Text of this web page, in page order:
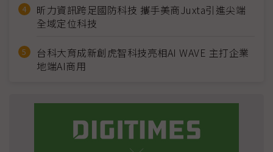
昕力資訊跨足國防科技 攜手美商Juxta引進尖端
全域定位科技
台科大育成新創虎智科技亮相AI WAVE 主打企業
地端AI商用